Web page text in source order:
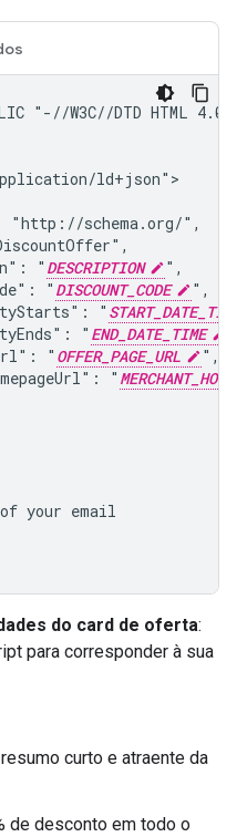
"-//W3C//DTD HTML
ld+json">
"http://schema.org/",
"
DESCRIPTION
",
"
DISCOUNT_CODE
",
"
"
END_DATE_TIME
"
OFFER_PAGE_URL
",
"
your email
do card de oferta:
para corresponder à sua
curto e atraente da
de desconto em todo o